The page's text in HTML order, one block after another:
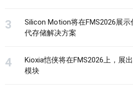
Silicon Motion将在FMS2026展
代存储解决方案
Kioxia恺侠将在FMS2026上，展
模块